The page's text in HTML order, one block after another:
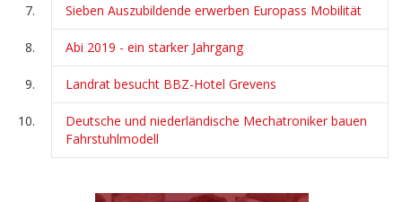
Sieben Auszubildende erwerben Europass Mobilität
Abi 2019 - ein starker Jahrgang
Landrat besucht BBZ-Hotel Grevens
Deutsche und niederländische Mechatroniker bauen
Fahrstuhlmodell